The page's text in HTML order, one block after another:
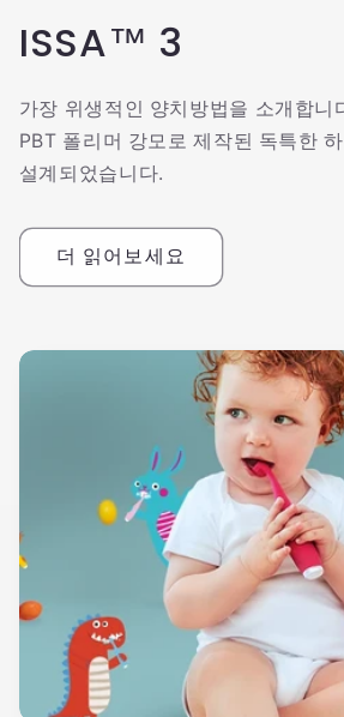
ISSA™ 3
가장 위생적인 ​​양치방법을 소개합니
PBT 폴리머 강모로 제작된 독특한
설계되었습니다.
더 읽어보세요